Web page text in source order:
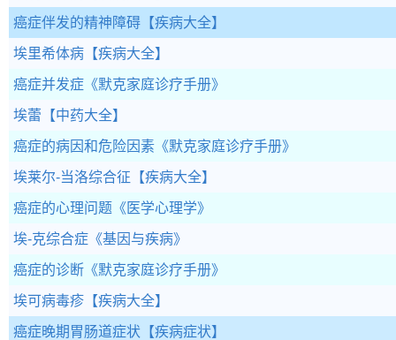
癌症伴发的精神障碍 【疾病大全】
埃里希体病 【疾病大全】
癌症并发症 《默克家庭诊疗手册》
埃蕾 【中药大全】
癌症的病因和危险因素 《默克家庭诊疗手册》
埃莱尔-当洛综合征 【疾病大全】
癌症的心理问题 《医学心理学》
埃-克综合症 《基因与疾病》
癌症的诊断 《默克家庭诊疗手册》
埃可病毒疹 【疾病大全】
癌症晚期胃肠道症状 【疾病症状】